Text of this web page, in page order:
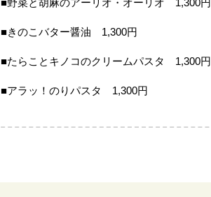
■野菜と胡麻のアーリオ・オーリオ 1,300円
■きのこバター醤油 1,300円
■たらことキノコのクリームパスタ 1,300円
■アラッ！のりパスタ 1,300円